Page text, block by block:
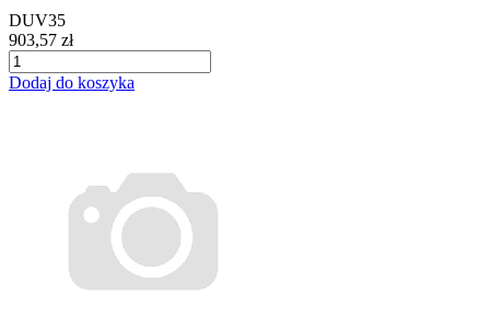
DUV35
903,57 zł
Dodaj do koszyka